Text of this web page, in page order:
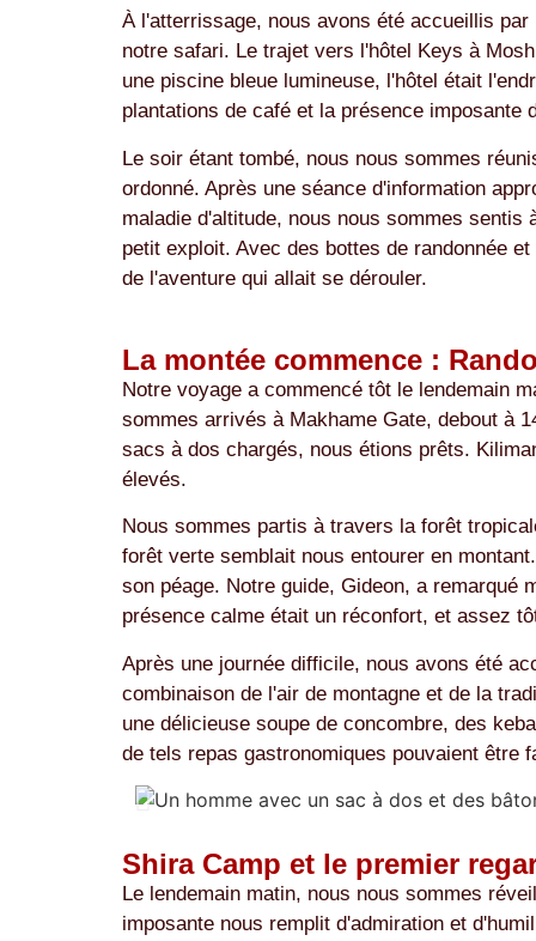
À l'atterrissage, nous avons été accueillis
notre safari. Le trajet vers l'hôtel Keys à
une piscine bleue lumineuse, l'hôtel était
plantations de café et la présence imposante
Le soir étant tombé, nous nous sommes
ordonné. Après une séance d'information
maladie d'altitude, nous nous sommes
petit exploit. Avec des bottes de randonnée
de l'aventure qui allait se dérouler.
La montée commence :
Notre voyage a commencé tôt le lendemain
sommes arrivés à Makhame Gate, debout à
sacs à dos chargés, nous étions prêts.
élevés.
Nous sommes partis à travers la forêt
forêt verte semblait nous entourer en
son péage. Notre guide, Gideon, a remarqué
présence calme était un réconfort, et assez
Après une journée difficile, nous avons été
combinaison de l'air de montagne et de la
une délicieuse soupe de concombre, des
de tels repas gastronomiques pouvaient être
Shira Camp et le premier
Le lendemain matin, nous nous sommes
imposante nous remplit d'admiration et